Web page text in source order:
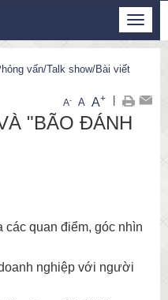
Toggle
vấn/Talk show/Bài viết
A- A A+
"BÃO ĐÁNH
quan điểm, góc nhìn
nghiệp với người